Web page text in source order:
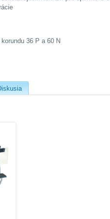
36 P a 60 N